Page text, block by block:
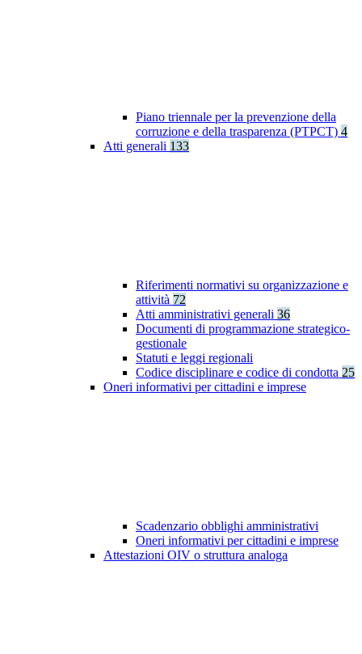
Piano triennale per la prevenzione della
corruzione e della trasparenza (PTPCT) 4
Atti generali 133
Riferimenti normativi su organizzazione e
attività 72
Atti amministrativi generali 36
Documenti di programmazione strategico-
gestionale
Statuti e leggi regionali
Codice disciplinare e codice di condotta 25
Oneri informativi per cittadini e imprese
Scadenzario obblighi amministrativi
Oneri informativi per cittadini e imprese
Attestazioni OIV o struttura analoga